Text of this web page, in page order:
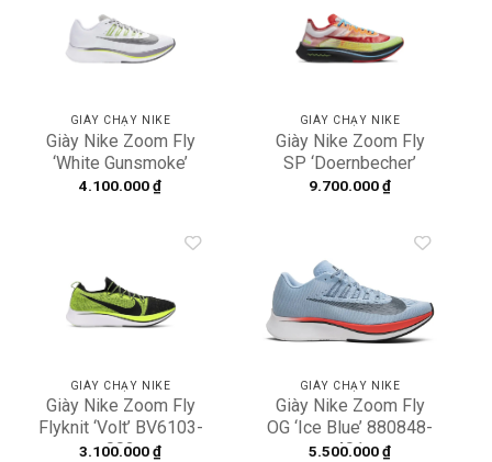
wishlist
GIÀY CHẠY NIKE
Giày Nike Zoom Fly
‘White Gunsmoke’
897821-101
4.100.000₫
wishlist
GIÀY CHẠY NIKE
Giày Nike Zoom Fly
SP ‘Doernbecher’
2018 BV8734-100
9.700.000₫
wishlist
GIÀY CHẠY NIKE
Giày Nike Zoom Fly
Flyknit ‘Volt’ BV6103-
002
3.100.000₫
Add to
wishlist
GIÀY CHẠY NIKE
Giày Nike Zoom Fly
OG ‘Ice Blue’ 880848-
401
5.500.000₫